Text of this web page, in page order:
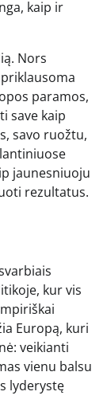
kaip ir
Nors
paramos,
save kaip
savo ruožtu,
jaunesniuoju
rezultatus.
kur vis
Europą, kuri
veikianti
vienu balsu
lyderystę